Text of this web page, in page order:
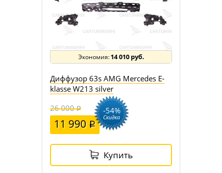
14 010 руб.
Диффузор 63s AMG Mercedes E-
klasse W213 silver
26 000
11 990
-54%
Скидка
Купить